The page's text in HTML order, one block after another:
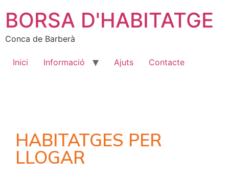
BORSA D'HABITATGE
Conca de Barberà
Inici Informació Ajuts Contacte
HABITATGES PER
LLOGAR